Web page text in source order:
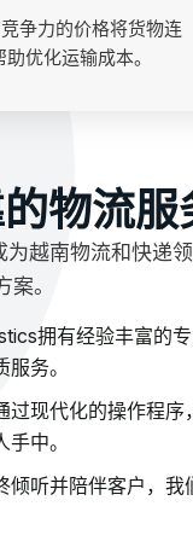
争力的价格将货物连
优化运输成本。
物流服
越南物流和快递
。
拥有经验丰富的
务。
过现代化的操作程序
中。
倾听并陪伴客户，